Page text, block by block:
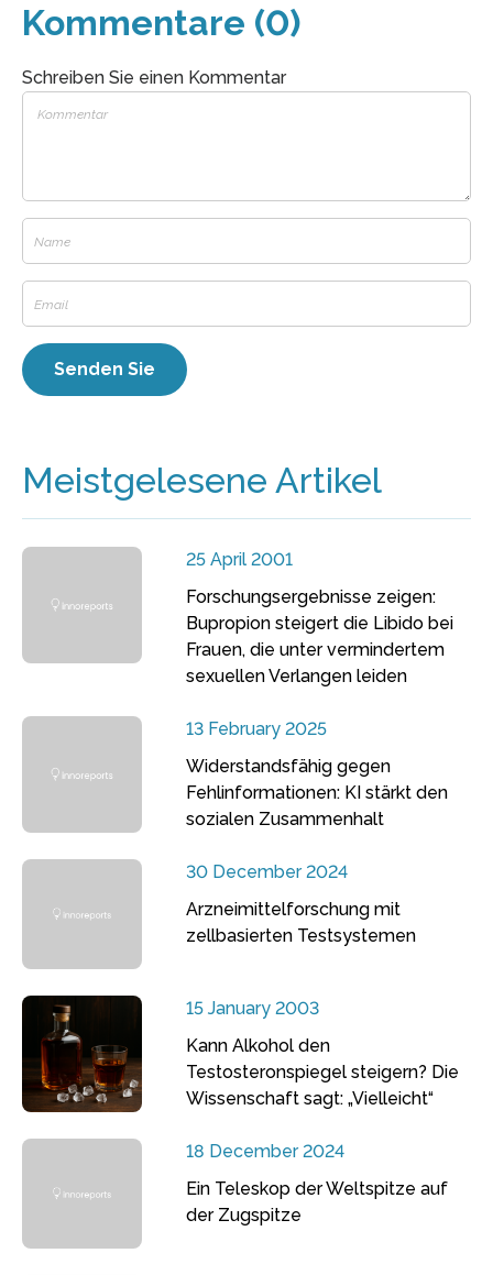
Kommentare (0)
Schreiben Sie einen Kommentar
Meistgelesene Artikel
25 April 2001
Forschungsergebnisse zeigen:
Bupropion steigert die Libido bei
Frauen, die unter vermindertem
sexuellen Verlangen leiden
13 February 2025
Widerstandsfähig gegen
Fehlinformationen: KI stärkt den
sozialen Zusammenhalt
30 December 2024
Arzneimittelforschung mit
zellbasierten Testsystemen
15 January 2003
Kann Alkohol den
Testosteronspiegel steigern? Die
Wissenschaft sagt: „Vielleicht“
18 December 2024
Ein Teleskop der Weltspitze auf
der Zugspitze